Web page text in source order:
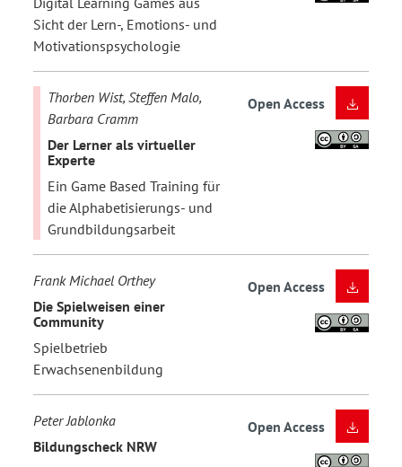
Sicht der Lern-, Emotions- und
Motivationspsychologie
Thorben Wist, Steffen Malo,
Barbara Cramm
Der Lerner als virtueller
Experte
Ein Game Based Training für
die Alphabetisierungs- und
Grundbildungsarbeit
Open Access
Frank Michael Orthey
Die Spielweisen einer
Community
Spielbetrieb
Erwachsenenbildung
Open Access
Peter Jablonka
Bildungscheck NRW
Open Access